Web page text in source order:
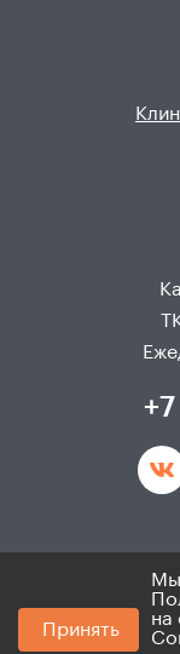
© 2008 - 2026.
Принять
Мы
на